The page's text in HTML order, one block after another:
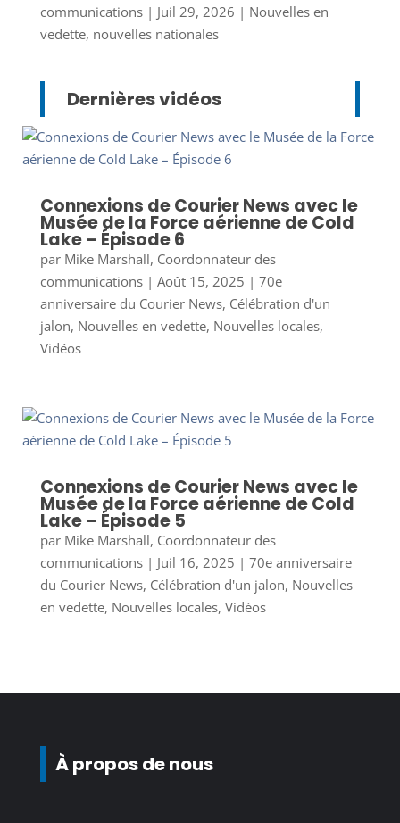
communications| Juil 29, 2026 | Nouvelles en
vedette, nouvelles nationales
Dernières vidéos
Connexions de Courier News avec le
Musée de la Force aérienne de Cold
Lake – Épisode 6
par Mike Marshall, Coordonnateur des
communications| Août 15, 2025 | 70e
anniversaire du Courier News, Célébration d'un
jalon, Nouvelles en vedette, Nouvelles locales,
Vidéos
Connexions de Courier News avec le
Musée de la Force aérienne de Cold
Lake – Épisode 5
par Mike Marshall, Coordonnateur des
communications| Juil 16, 2025 | 70e anniversaire
du Courier News, Célébration d'un jalon, Nouvelles
en vedette, Nouvelles locales, Vidéos
À propos de nous